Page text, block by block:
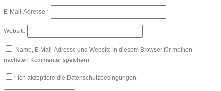
E-Mail-Adresse *
Website
Name, E-Mail-Adresse und Website in diesem Browser für meinen
nächsten Kommentar speichern.
* Ich akzeptiere die Datenschutzbedingungen.